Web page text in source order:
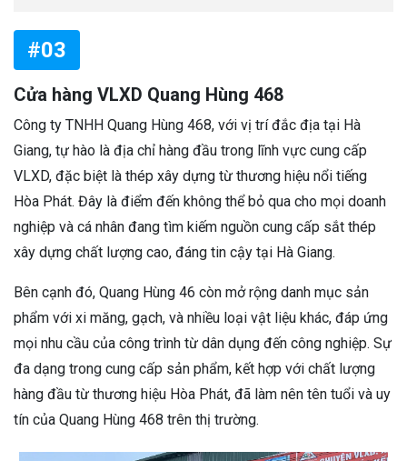
#03
Cửa hàng VLXD Quang Hùng 468
Công ty TNHH Quang Hùng 468, với vị trí đắc địa tại Hà
Giang, tự hào là địa chỉ hàng đầu trong lĩnh vực cung cấp
VLXD, đặc biệt là thép xây dựng từ thương hiệu nổi tiếng
Hòa Phát. Đây là điểm đến không thể bỏ qua cho mọi doanh
nghiệp và cá nhân đang tìm kiếm nguồn cung cấp sắt thép
xây dựng chất lượng cao, đáng tin cậy tại Hà Giang.
Bên cạnh đó, Quang Hùng 46 còn mở rộng danh mục sản
phẩm với xi măng, gạch, và nhiều loại vật liệu khác, đáp ứng
mọi nhu cầu của công trình từ dân dụng đến công nghiệp. Sự
đa dạng trong cung cấp sản phẩm, kết hợp với chất lượng
hàng đầu từ thương hiệu Hòa Phát, đã làm nên tên tuổi và uy
tín của Quang Hùng 468 trên thị trường.